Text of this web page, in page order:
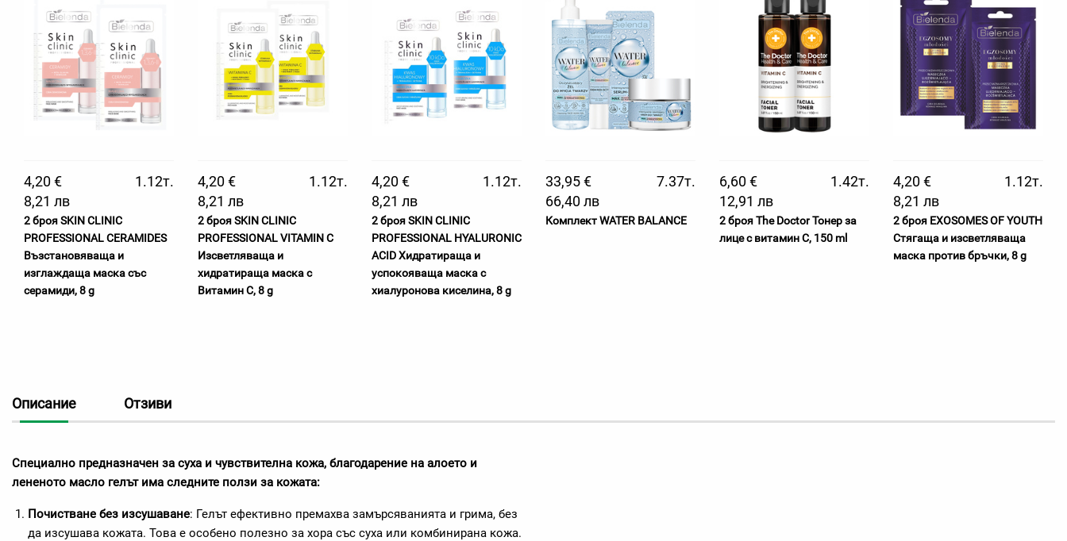
4,20 €
1.12т.
8,21 лв
2 броя SKIN CLINIC
PROFESSIONAL CERAMIDES
Възстановяваща и
изглаждаща маска със
серамиди, 8 g
4,20 €
1.12т.
8,21 лв
2 броя SKIN CLINIC
PROFESSIONAL VITAMIN C
Изсветляваща и
хидратираща маска с
Витамин С, 8 g
4,20 €
1.12т.
8,21 лв
2 броя SKIN CLINIC
PROFESSIONAL HYALURONIC
ACID Хидратираща и
успокояваща маска с
хиалуронова киселина, 8 g
33,95 €
7.37т.
66,40 лв
Комплект WATER BALANCE
6,60 €
1.42т.
12,91 лв
2 броя The Doctor Тонер за
лице с витамин C, 150 ml
4,20 €
1.12т.
8,21 лв
2 броя EXOSOMES OF YOUTH
Стягаща и изсветляваща
маска против бръчки, 8 g
Описание Отзиви
Специално предназначен за суха и чувствителна кожа, благодарение на алоето и
лененото масло гелът има следните ползи за кожата:
Почистване без изсушаване: Гелът ефективно премахва замърсяванията и грима, без
да изсушава кожата. Това е особено полезно за хора със суха или комбинирана кожа.